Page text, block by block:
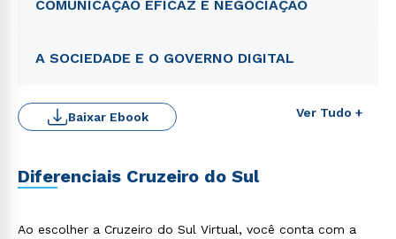
COMUNICAÇÃO EFICAZ E NEGOCIAÇÃO
A SOCIEDADE E O GOVERNO DIGITAL
Ver Tudo +
Baixar Ebook
Diferenciais Cruzeiro do Sul
Ao escolher a Cruzeiro do Sul Virtual, você conta com a